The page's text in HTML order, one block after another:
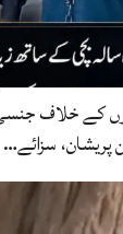
کے خلاف
پریشان، سزائے…